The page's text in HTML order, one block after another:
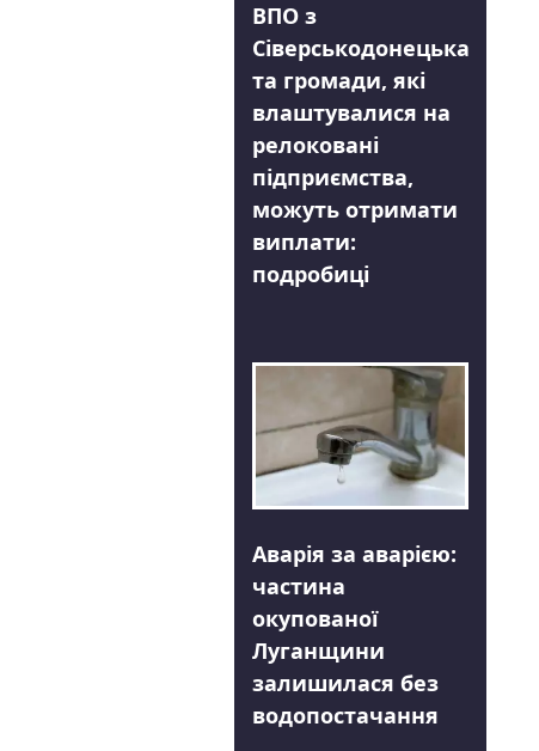
ВПО з
Сіверськодонецька
та громади, які
влаштувалися на
релоковані
підприємства,
можуть отримати
виплати:
подробиці
Аварія за аварією:
частина
окупованої
Луганщини
залишилася без
водопостачання